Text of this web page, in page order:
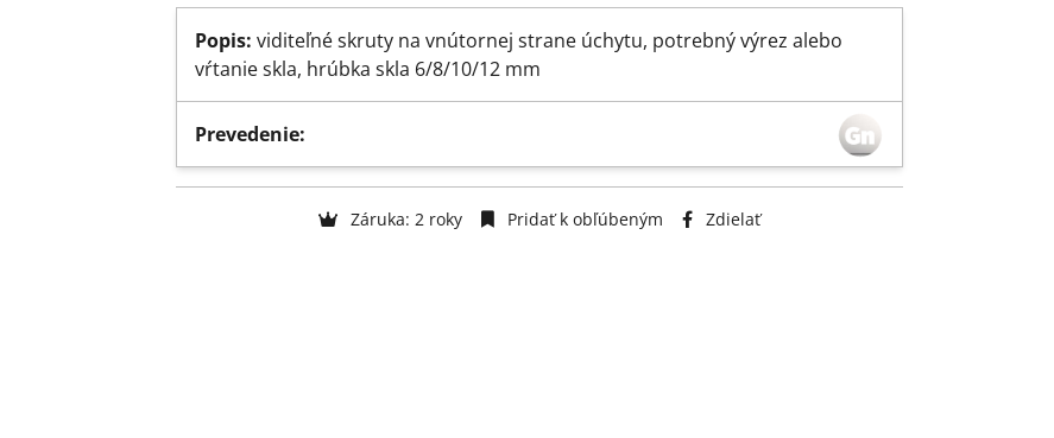
Popis: viditeľné skruty na vnútornej strane úchytu, potrebný výrez alebo
vŕtanie skla, hrúbka skla 6/8/10/12 mm
Prevedenie:
Záruka: 2 roky Pridať k obľúbeným Zdielať